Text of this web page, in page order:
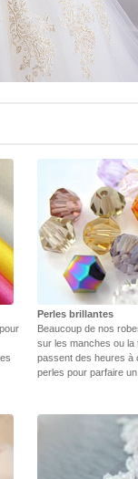
Perles brillantes
Beaucoup de nos
sur les manches ou la
passent des heures à
perles pour parfaire